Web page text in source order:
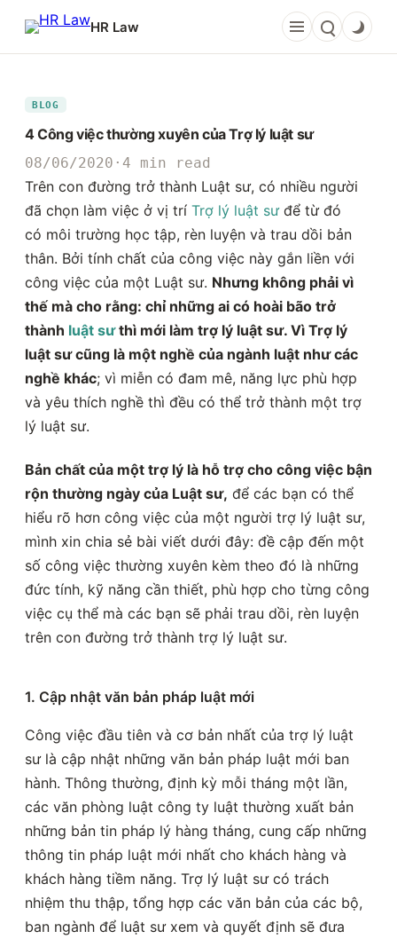
Chuyển
phần
dung
HR Law
BLOG
4 Công việc thường xuyên của Trợ lý luật sư
08/06/2020 · 4 min read
Trên con đường trở thành Luật sư, có nhiều người
đã chọn làm việc ở vị trí Trợ lý luật sư để từ đó
có môi trường học tập, rèn luyện và trau dồi bản
thân. Bởi tính chất của công việc này gắn liền với
công việc của một Luật sư. Nhưng không phải vì
thế mà cho rằng: chỉ những ai có hoài bão trở
thành luật sưthì mới làm trợ lý luật sư. Vì Trợ lý
luật sư cũng là một nghề của ngành luật như các
nghề khác; vì miễn có đam mê, năng lực phù hợp
và yêu thích nghề thì đều có thể trở thành một trợ
lý luật sư.
Bản chất của một trợ lý là hỗ trợ cho công việc bận
rộn thường ngày của Luật sư, để các bạn có thể
hiểu rõ hơn công việc của một người trợ lý luật sư,
mình xin chia sẻ bài viết dưới đây: đề cập đến một
số công việc thường xuyên kèm theo đó là những
đức tính, kỹ năng cần thiết, phù hợp cho từng công
việc cụ thể mà các bạn sẽ phải trau dồi, rèn luyện
trên con đường trở thành trợ lý luật sư.
1. Cập nhật văn bản pháp luật mới
Công việc đầu tiên và cơ bản nhất của trợ lý luật
sư là cập nhật những văn bản pháp luật mới ban
hành. Thông thường, định kỳ mỗi tháng một lần,
các văn phòng luật công ty luật thường xuất bản
những bản tin pháp lý hàng tháng, cung cấp những
thông tin pháp luật mới nhất cho khách hàng và
khách hàng tiềm năng. Trợ lý luật sư có trách
nhiệm thu thập, tổng hợp các văn bản của các bộ,
ban ngành để luật sư xem và quyết định sẽ đưa